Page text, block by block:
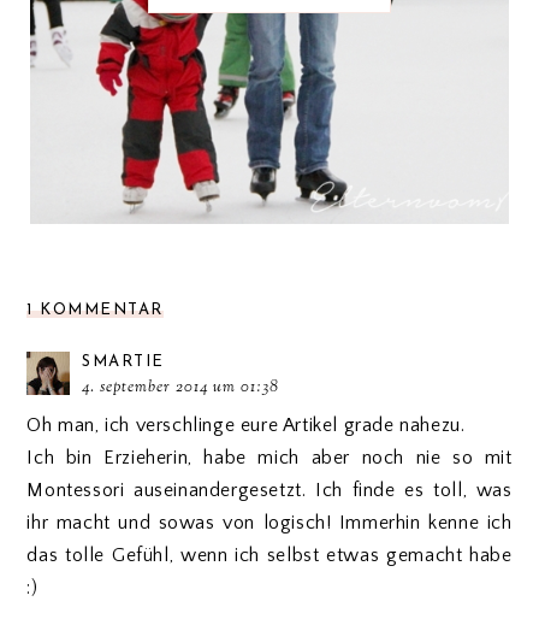
1 KOMMENTAR
SMARTIE
4. september 2014 um 01:38
Oh man, ich verschlinge eure Artikel grade nahezu.
Ich bin Erzieherin, habe mich aber noch nie so mit
Montessori auseinandergesetzt. Ich finde es toll, was
ihr macht und sowas von logisch! Immerhin kenne ich
das tolle Gefühl, wenn ich selbst etwas gemacht habe
:)